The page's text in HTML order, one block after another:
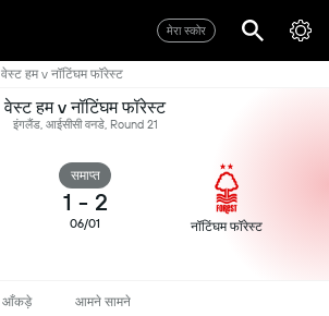
मेरा स्कोर
वेस्ट हम v नॉटिंघम फॉरेस्ट
वेस्ट हम v नॉटिंघम फॉरेस्ट
इंगलैंड, आईसीसी वनडे, Round 21
समाप्त
1 - 2
06/01 नॉटिंघम फॉरेस्ट
आँकड़े आमने सामने